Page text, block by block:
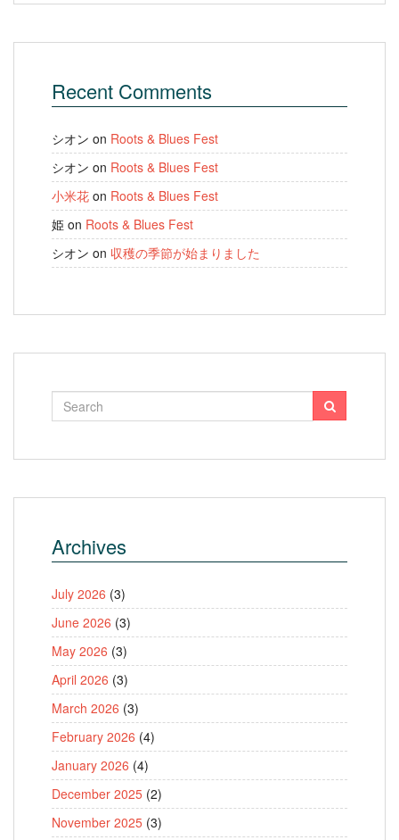
Recent Comments
シオン on Roots & Blues Fest
シオン on Roots & Blues Fest
小米花 on Roots & Blues Fest
姫 on Roots & Blues Fest
シオン on 収穫の季節が始まりました
Archives
July 2026 (3)
June 2026 (3)
May 2026 (3)
April 2026 (3)
March 2026 (3)
February 2026 (4)
January 2026 (4)
December 2025 (2)
November 2025 (3)